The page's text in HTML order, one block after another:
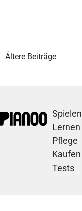
Ältere Beiträge
Spielen
Lernen
Pflege
Kaufen
Tests